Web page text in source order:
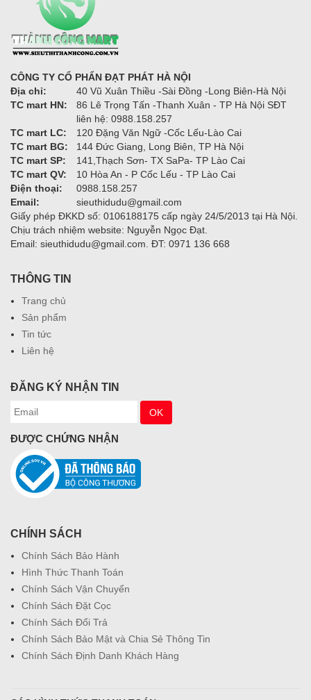
CÔNG TY CỔ PHẨN ĐẠT PHÁT HÀ NỘI
Địa chỉ:
40 Vũ Xuân Thiều -Sài Đồng -Long Biên-Hà Nội
TC mart HN:
86 Lê Trọng Tấn -Thanh Xuân - TP Hà Nội SĐT
liên hệ: 0988.158.257
TC mart LC:
120 Đặng Văn Ngữ -Cốc Lếu-Lào Cai
TC mart BG:
144 Đức Giang, Long Biên, TP Hà Nội
TC mart SP:
141,Thạch Sơn- TX SaPa- TP Lào Cai
TC mart QV:
10 Hòa An - P Cốc Lếu - TP Lào Cai
Điện thoại:
0988.158.257
Email:
sieuthidudu@gmail.com
Giấy phép ĐKKD số: 0106188175 cấp ngày 24/5/2013 tại Hà Nội.
Chịu trách nhiệm website: Nguyễn Ngọc Đạt.
Email: sieuthidudu@gmail.com. ĐT: 0971 136 668
THÔNG TIN
Trang chủ
Sản phẩm
Tin tức
Liên hệ
ĐĂNG KÝ NHẬN TIN
ĐƯỢC CHỨNG NHẬN
CHÍNH SÁCH
Chính Sách Bảo Hành
Hình Thức Thanh Toán
Chính Sách Vận Chuyển
Chính Sách Đặt Cọc
Chính Sách Đổi Trả
Chính Sách Bảo Mật và Chia Sẻ Thông Tin
Chính Sách Định Danh Khách Hàng